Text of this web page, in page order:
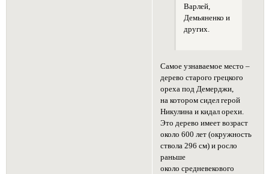
Варлей,
Демьяненко и
других.
Самое узнаваемое место –
дерево старого грецкого
ореха под Демерджи,
на котором сидел герой
Никулина и кидал орехи.
Это дерево имеет возраст
около 600 лет (окружность
ствола 296 см) и росло
раньше
около средневекового